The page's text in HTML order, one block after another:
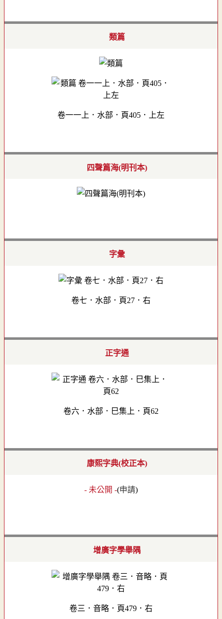
類篇
卷一一上．水部．頁405．上左
四聲篇海(明刊本)
字彙
卷七．水部．頁27．右
正字通
卷六．水部．巳集上．頁62
康熙字典(校正本)
- 未公開 -(申請)
增廣字學舉隅
卷三．音略．頁479．右